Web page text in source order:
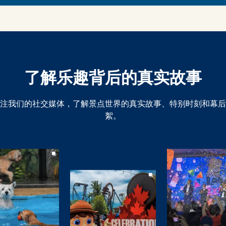
了解乐趣背后的真实故事
我们的社交媒体，了解景点世界的真实故事、特别时刻和幕
絮。